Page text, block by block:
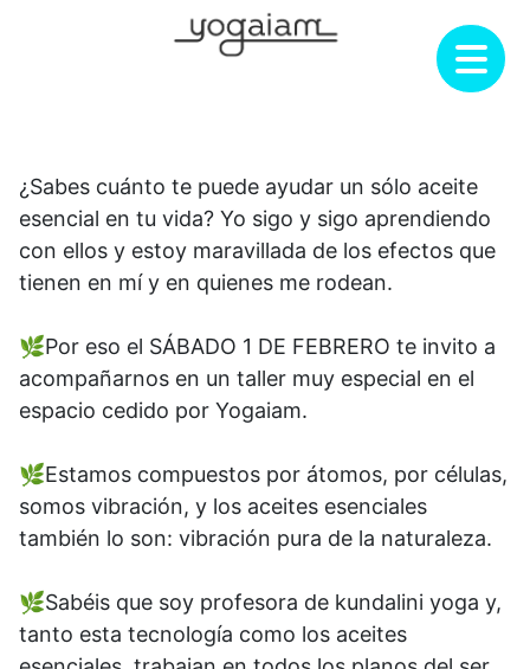
¿Sabes cuánto te puede ayudar un sólo aceite
esencial en tu vida? Yo sigo y sigo aprendiendo
con ellos y estoy maravillada de los efectos que
tienen en mí y en quienes me rodean.
🌿Por eso el SÁBADO 1 DE FEBRERO te invito a
acompañarnos en un taller muy especial en el
espacio cedido por Yogaiam.
🌿Estamos compuestos por átomos, por células,
somos vibración, y los aceites esenciales
también lo son: vibración pura de la naturaleza.
🌿Sabéis que soy profesora de kundalini yoga y,
tanto esta tecnología como los aceites